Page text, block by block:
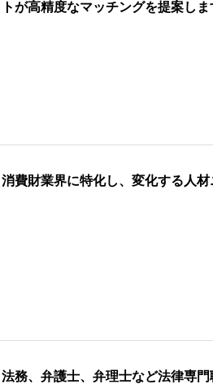
トが高精度なマッチングを提案しま
消費財業界に特化し、変化する人
法務、弁護士、弁理士など法律専